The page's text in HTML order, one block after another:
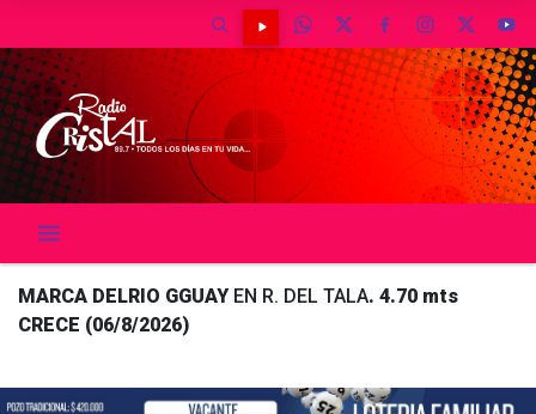
MARCA DELRIO GGUAY EN R. DEL TALA. 4.70 mts
CRECE (06/8/2026)